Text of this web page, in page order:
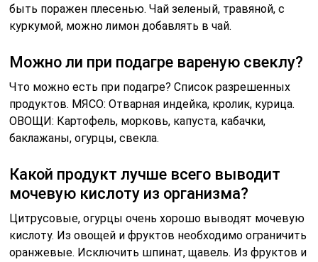
быть поражен плесенью. Чай зеленый, травяной, с
куркумой, можно лимон добавлять в чай.
Можно ли при подагре вареную свеклу?
Что можно есть при подагре? Список разрешенных
продуктов. МЯСО: Отварная индейка, кролик, курица.
ОВОЩИ: Картофель, морковь, капуста, кабачки,
баклажаны, огурцы, свекла.
Какой продукт лучше всего выводит
мочевую кислоту из организма?
Цитрусовые, огурцы очень хорошо выводят мочевую
кислоту. Из овощей и фруктов необходимо ограничить
оранжевые. Исключить шпинат, щавель. Из фруктов и